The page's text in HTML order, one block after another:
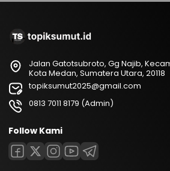
Jalan Gatotsubroto, Gg Najib,
Kota Medan, Sumatera Utara, 20118
topiksumut2025@gmail.com
0813 7011 8179 (Admin)
Follow Kami